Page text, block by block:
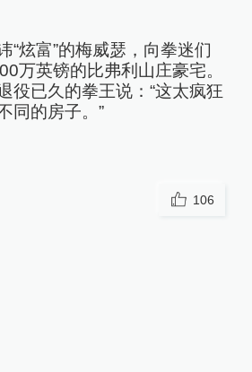
“炫富”的梅威瑟，向拳迷们
万英镑的比弗利山庄豪宅。
役已久的拳王说：“这太疯狂
同的房子。”
106